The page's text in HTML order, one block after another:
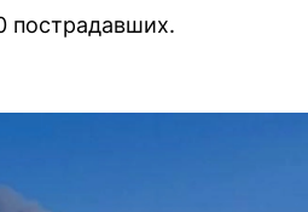
пострадавших.